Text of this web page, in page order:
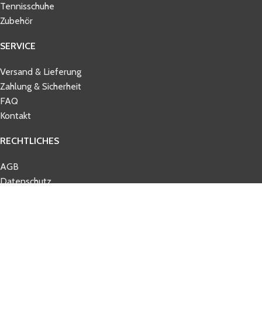
Tennisschuhe
Zubehör
SERVICE
Versand & Lieferung
Zahlung & Sicherheit
FAQ
Kontakt
RECHTLICHES
AGB
Datenschutz